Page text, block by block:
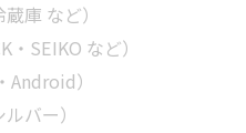
庫 など）
・SEIKO など）
）
バー）